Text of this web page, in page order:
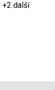
+2 další